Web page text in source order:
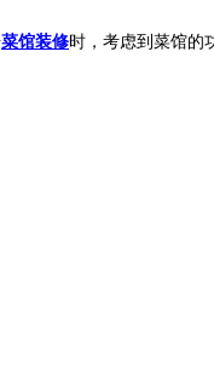
菜馆装修时， 考虑到菜馆的